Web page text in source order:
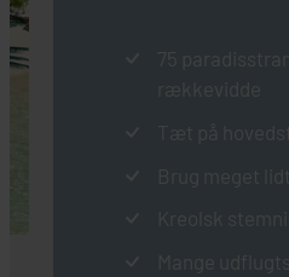
75
rækkevidde
Tæt på
Brug meget
Kreolsk
Mange